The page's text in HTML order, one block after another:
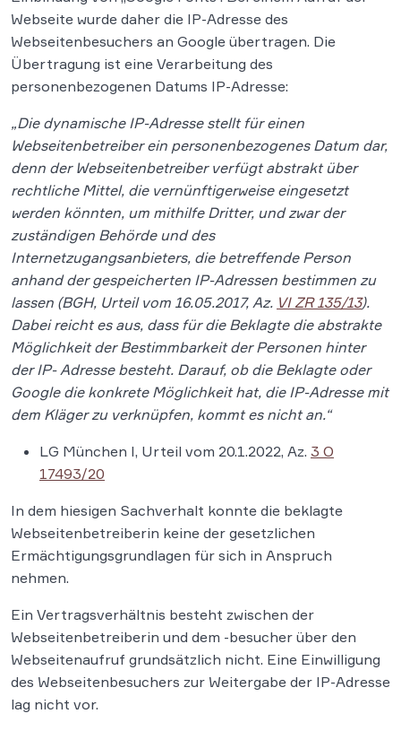
Webseite wurde daher die IP-Adresse des
Webseitenbesuchers an Google übertragen. Die
Übertragung ist eine Verarbeitung des
personenbezogenen Datums IP-Adresse:
„Die dynamische IP-Adresse stellt für einen
Webseitenbetreiber ein personenbezogenes Datum dar,
denn der Webseitenbetreiber verfügt abstrakt über
rechtliche Mittel, die vernünftigerweise eingesetzt
werden könnten, um mithilfe Dritter, und zwar der
zuständigen Behörde und des
Internetzugangsanbieters, die betreffende Person
anhand der gespeicherten IP-Adressen bestimmen zu
lassen (BGH, Urteil vom 16.05.2017, Az. VI ZR 135/13).
Dabei reicht es aus, dass für die Beklagte die abstrakte
Möglichkeit der Bestimmbarkeit der Personen hinter
der IP- Adresse besteht. Darauf, ob die Beklagte oder
Google die konkrete Möglichkeit hat, die IP-Adresse mit
dem Kläger zu verknüpfen, kommt es nicht an.“
LG München I, Urteil vom 20.1.2022, Az. 3 O
17493/20
In dem hiesigen Sachverhalt konnte die beklagte
Webseitenbetreiberin keine der gesetzlichen
Ermächtigungsgrundlagen für sich in Anspruch
nehmen.
Ein Vertragsverhältnis besteht zwischen der
Webseitenbetreiberin und dem -besucher über den
Webseitenaufruf grundsätzlich nicht. Eine Einwilligung
des Webseitenbesuchers zur Weitergabe der IP-Adresse
lag nicht vor.